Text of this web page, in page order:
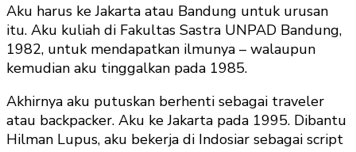
Aku harus ke Jakarta atau Bandung untuk urusan
itu. Aku kuliah di Fakultas Sastra UNPAD Bandung,
1982, untuk mendapatkan ilmunya – walaupun
kemudian aku tinggalkan pada 1985.
Akhirnya aku putuskan berhenti sebagai traveler
atau backpacker. Aku ke Jakarta pada 1995. Dibantu
Hilman Lupus, aku bekerja di Indosiar sebagai script